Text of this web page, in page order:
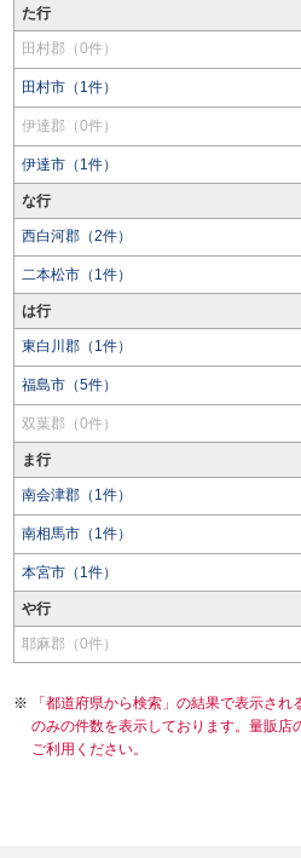
た行
田村郡（0件）
田村市（1件）
伊達郡（0件）
伊達市（1件）
な行
西白河郡（2件）
二本松市（1件）
は行
東白川郡（1件）
福島市（5件）
双葉郡（0件）
ま行
南会津郡（1件）
南相馬市（1件）
本宮市（1件）
や行
耶麻郡（0件）
「都道府県から検索」の結果で表示さ
のみの件数を表示しております。量販店
ご利用ください。